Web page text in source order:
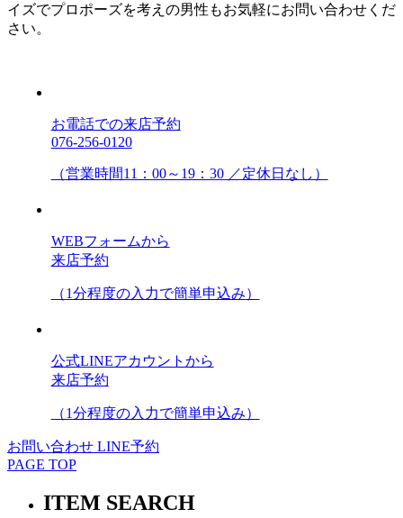
イズでプロポーズを考えの男性もお気軽にお問い合わせくだ
さい。
お電話での来店予約
076-256-0120
（営業時間11：00～19：30 ／定休日なし）
WEBフォームから
来店予約
（1分程度の入力で簡単申込み）
公式LINEアカウントから
来店予約
（1分程度の入力で簡単申込み）
お問い合わせ LINE予約
PAGE TOP
ITEM SEARCH